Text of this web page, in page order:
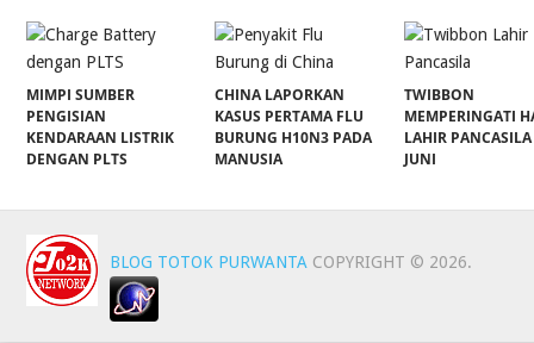
MIMPI SUMBER
PENGISIAN
KENDARAAN LISTRIK
DENGAN PLTS
CHINA LAPORKAN
KASUS PERTAMA FLU
BURUNG H10N3 PADA
MANUSIA
TWIBBON
MEMPERINGATI
LAHIR
JUNI
BLOG TOTOK PURWANTA COPYRIGHT © 2026.